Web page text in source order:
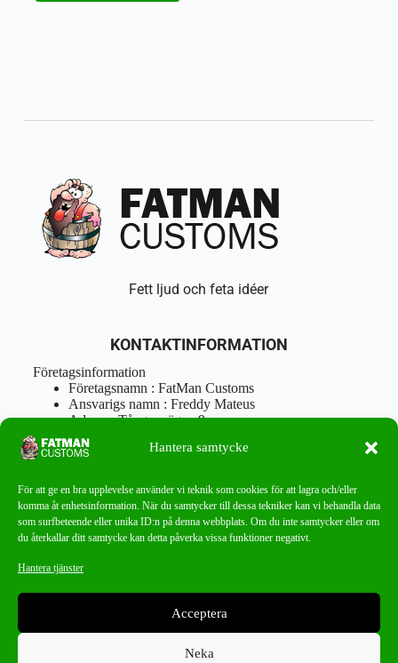
Hantera samtycke
För att ge en bra upplevelse använder vi teknik som cookies för att lagra och/eller
komma åt enhetsinformation. När du samtycker till dessa tekniker kan vi behandla data
som surfbeteende eller unika ID:n på denna webbplats. Om du inte samtycker eller om
du återkallar ditt samtycke kan detta påverka vissa funktioner negativt.
Hantera tjänster
Acceptera
Neka
Fett ljud och feta idéer
KONTAKTINFORMATION
Företagsinformation
Företagsnamn : FatMan Customs
Ansvarigs namn : Freddy Mateus
Adress : Tångenvägen 9
Postnr : 417 46 Göteborg
Tel : 0762919666
info@fatmancustoms.se
Mån – Fre 10:00 – 18:00
Lör -11:00 – 15:00
Missa aldrig ett bra erbjudande!